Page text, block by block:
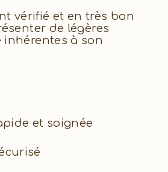
vérifié et en très bon
de légères
inhérentes à son
et soignée